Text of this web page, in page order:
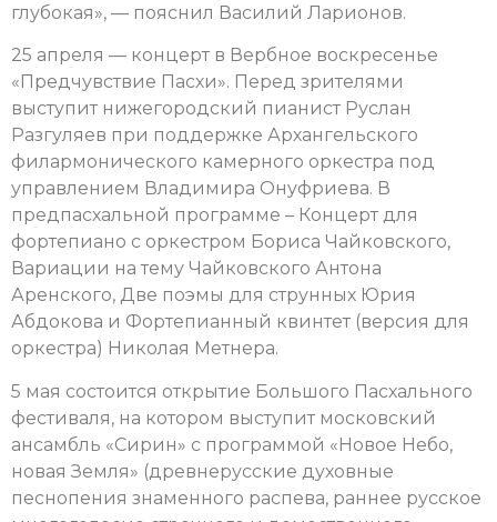
глубокая», — пояснил Василий Ларионов.
25 апреля — концерт в Вербное воскресенье
«Предчувствие Пасхи». Перед зрителями
выступит нижегородский пианист Руслан
Разгуляев при поддержке Архангельского
филармонического камерного оркестра под
управлением Владимира Онуфриева. В
предпасхальной программе – Концерт для
фортепиано с оркестром Бориса Чайковского,
Вариации на тему Чайковского Антона
Аренского, Две поэмы для струнных Юрия
Абдокова и Фортепианный квинтет (версия для
оркестра) Николая Метнера.
5 мая состоится открытие Большого Пасхального
фестиваля, на котором выступит московский
ансамбль «Сирин» с программой «Новое Небо,
новая Земля» (древнерусские духовные
песнопения знаменного распева, раннее русское